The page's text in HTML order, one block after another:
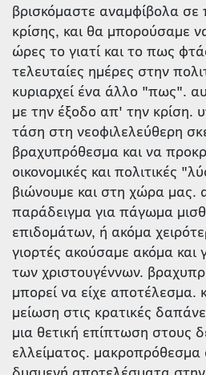
βρισκόμαστε αναμφίβολα σε
κρίσης, και θα μπορούσαμε
ώρες το γιατί και το πως
τελευταίες ημέρες στην
κυριαρχεί ένα άλλο "πως".
με την έξοδο απ' την κρίση.
τάση στη νεοφιλελεύθερη
βραχυπρόθεσμα και να
οικονομικές και πολιτικές
βιώνουμε και στη χώρα μας.
παράδειγμα για πάγωμα
επιδομάτων, ή ακόμα
γιορτές ακούσαμε ακόμα και
των χριστουγέννων.
μπορεί να είχε
μείωση στις κρατικές
μια θετική επίπτωση στους
ελλείματος. μακροπρόθεσμα